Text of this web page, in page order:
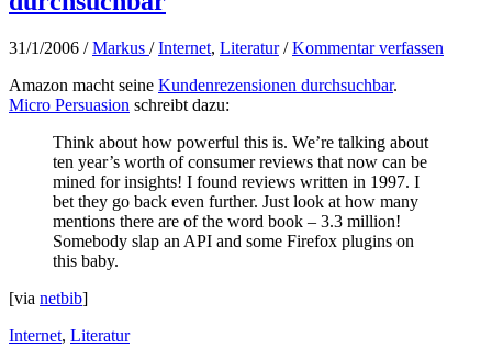
31/1/2006 /Markus /Internet, Literatur/Kommentar verfassen
Amazon macht seine Kundenrezensionen durchsuchbar.
Micro Persuasion schreibt dazu:
Think about how powerful this is. We’re talking about
ten year’s worth of consumer reviews that now can be
mined for insights! I found reviews written in 1997. I
bet they go back even further. Just look at how many
mentions there are of the word book – 3.3 million!
Somebody slap an API and some Firefox plugins on
this baby.
[via netbib]
Internet, Literatur